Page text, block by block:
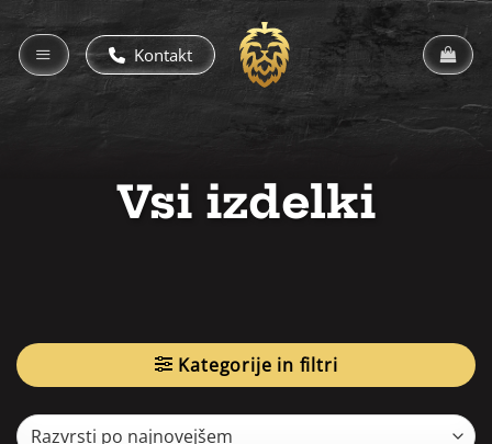
Skoči
na
vsebino
Kontakt
Vsi izdelki
Kategorije in filtri